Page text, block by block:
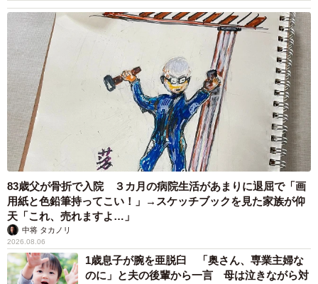
8/9
右が2007年発売の「茶の菓」、左が2026年4月発売の「茶の菓うすやき」
2026年4月には、「茶の菓」の新しい価値を提供したい
83歳父が骨折で入院 ３カ月の病院生活があまりに退屈で「画
用紙と色鉛筆持ってこい！」→スケッチブックを見た家族が仰
天「これ、売れますよ…」
中将 タカノリ
2026.08.06
1歳息子が腕を亜脱臼 「奥さん、専業主婦な
のに」と夫の後輩から一言 母は泣きながら対